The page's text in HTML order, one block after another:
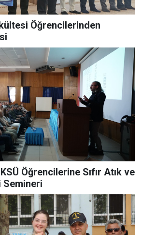
Öğrencilerinden
Öğrencilerine Sıfır Atık ve
Semineri